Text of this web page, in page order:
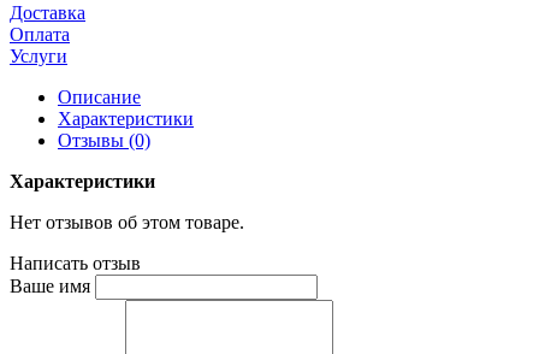
Доставка
Оплата
Услуги
Описание
Характеристики
Отзывы (0)
Характеристики
Нет отзывов об этом товаре.
Написать отзыв
Ваше имя